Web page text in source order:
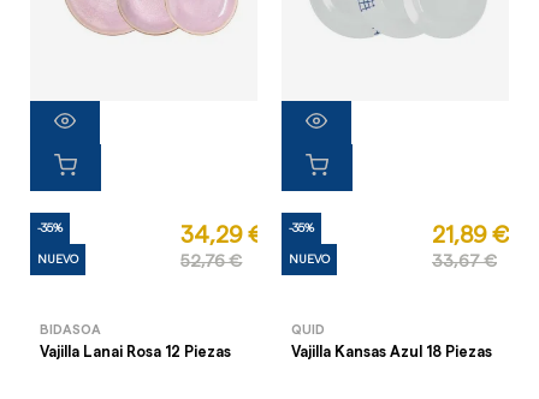
-35%
NUEVO
34,29 €
52,76 €
BIDASOA
Vajilla Lanai Rosa 12 Piezas
-35%
NUEVO
21,89 €
33,67 €
QUID
Vajilla Kansas Azul 18 Piezas